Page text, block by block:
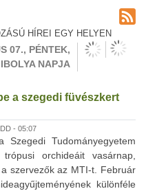
HÍREI EGY HELYEN
07., PÉNTEK,
IBOLYA NAPJA
a szegedi füvészkert
- 05:07
Tudományegyetem
orchideáit vasárnap,
szervezők az MTI-t. Február
különféle